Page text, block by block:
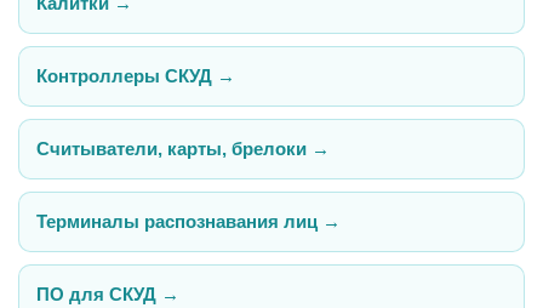
Контроллеры СКУД →
Считыватели, карты, брелоки →
Терминалы распознавания лиц →
ПО для СКУД →